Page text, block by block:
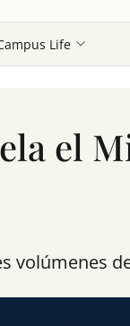
Life
el
volúmenes